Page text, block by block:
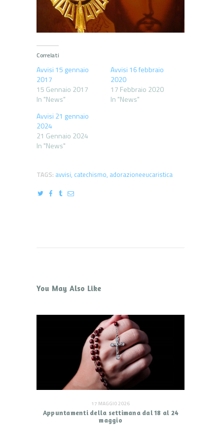
Correlati
Avvisi 15 gennaio
2017
15 Gennaio 2017
In "News"
Avvisi 16 febbraio
2020
17 Febbraio 2020
In "News"
Avvisi 21 gennaio
2024
21 Gennaio 2024
In "News"
TAGS: avvisi, catechismo, adorazioneeucaristica
You May Also Like
17 MAGGIO 2026
Appuntamenti della settimana dal 18 al 24
maggio